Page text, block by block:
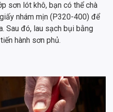
sơn lót khô, bạn có thể chà
nhám mịn (P320-400) để
Sau đó, lau sạch bụi bằng
hành sơn phủ.